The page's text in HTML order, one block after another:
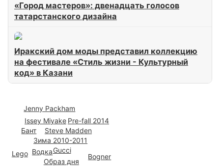
«Город мастеров»: двенадцать голосов
татарстанского дизайна
Иракский дом моды представил коллекцию
на фестивале «Стиль жизни - Культурный
код» в Казани
Gucci
Зима 2010-2011
Образ дня
Steve Madden
Issey Miyake
Bogner
Водка
Jenny Packham
Бант
Pre-fall 2014
Lego